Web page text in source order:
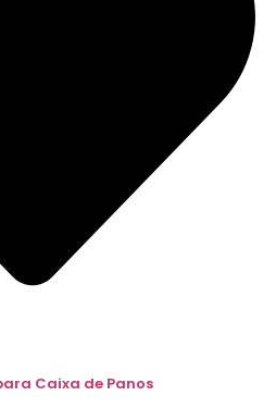
Caixa de Panos